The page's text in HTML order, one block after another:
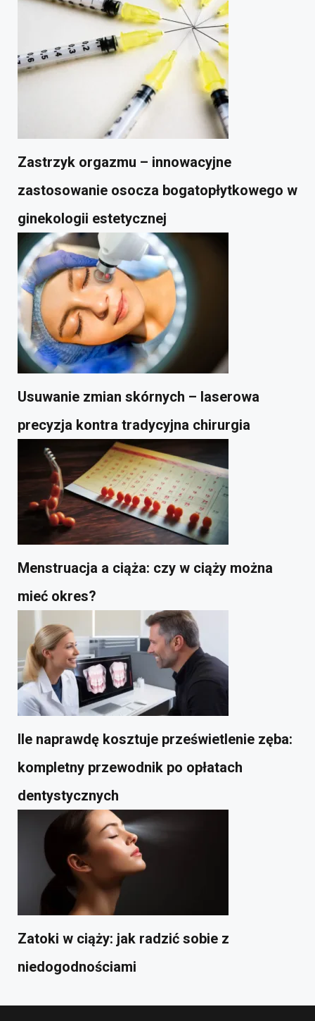
Zastrzyk orgazmu – innowacyjne
zastosowanie osocza bogatopłytkowego w
ginekologii estetycznej
Usuwanie zmian skórnych – laserowa
precyzja kontra tradycyjna chirurgia
Menstruacja a ciąża: czy w ciąży można
mieć okres?
Ile naprawdę kosztuje prześwietlenie zęba:
kompletny przewodnik po opłatach
dentystycznych
Zatoki w ciąży: jak radzić sobie z
niedogodnościami